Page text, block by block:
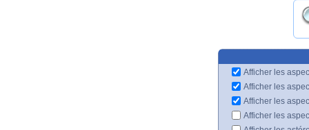
Afficher les
Afficher les
Afficher les
Afficher les